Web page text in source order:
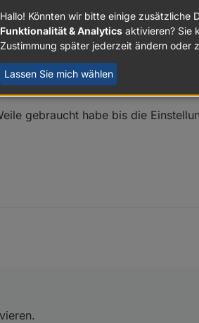
gebraucht habe bis die
Hallo! Könnten wir bitte einige zusätzliche
Funktionalität & Analytics aktivieren? Sie
Zustimmung später jederzeit ändern oder
Lassen Sie mich wählen